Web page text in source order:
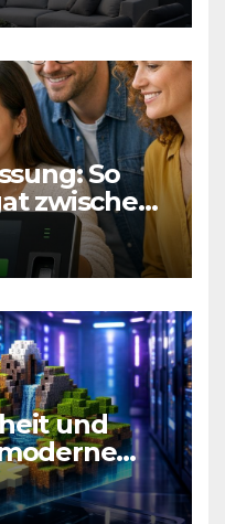
So
zwischen
effizienter
und
definiert